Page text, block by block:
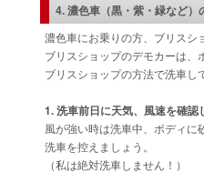
4. 濃色車（黒・紫・緑など）
濃色車にお乗りの方、ブリスシ
ブリスショップのデモカーは
ブリスショップの方法で洗車
1. 洗車前日に天気、風速を確認
風が強い時は洗車中、ボディ
洗車を控えましょう。
（私は絶対洗車しません！）